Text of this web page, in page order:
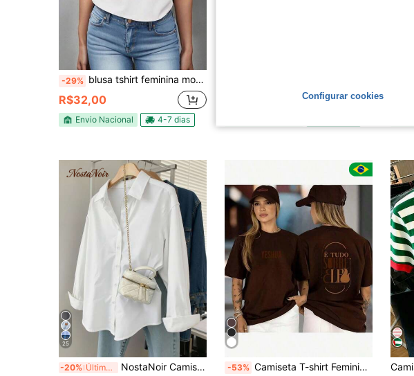
-29% blusa tshirt feminina moda CRISTÃ JESUS BOM PASTOR COM CRIANÇAS,moda casual,plus size
R$32,00
Envio Nacional 4-7 dias
25
-20% Últimos 3 dias NostaNoir Camisa Casual Feminina de Ajuste Folgado de Manga Longa, Minimalista e Versátil para Uso Diário -53% Camiseta T-shirt Feminina Estampada É tudo sobre Ele Yeshua Jesus Moda Cristã Religiosa
#8
Configurar cookies